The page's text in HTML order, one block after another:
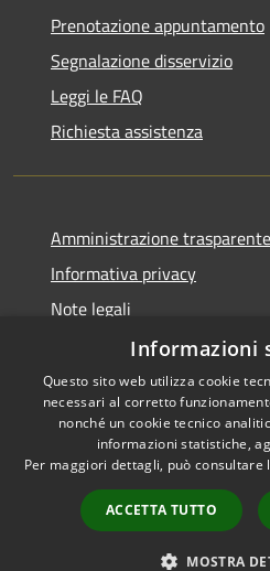
Prenotazione appuntamento
Segnalazione disservizio
Leggi le FAQ
Richiesta assistenza
Amministrazione trasparente
Informativa privacy
Note legali
Dichiarazione di accessibilità
RSS
Accessibilità
Informazioni
Questo sito web utilizza cookie
necessari al corretto
nonché un cookie tecnico
informazioni statistiche,
Per maggiori dettagli, può consultare
ACCETTA TUTTO
MOSTRA